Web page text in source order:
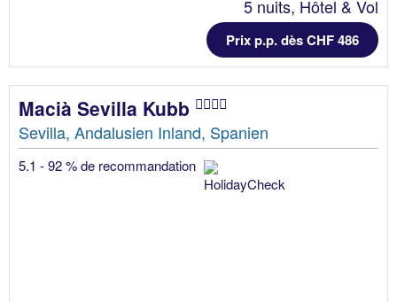
5 nuits, Hôtel & Vol
Prix p.p. dès CHF 486
Macià Sevilla Kubb
Sevilla, Andalusien Inland, Spanien
5.1 - 92 % de recommandation